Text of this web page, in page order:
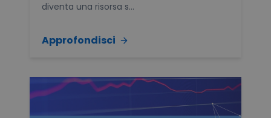
diventa una risorsa s...
Approfondisci